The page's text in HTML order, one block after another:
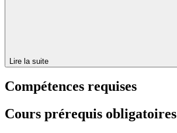
Lire la suite
Compétences requises
Cours prérequis obligatoires